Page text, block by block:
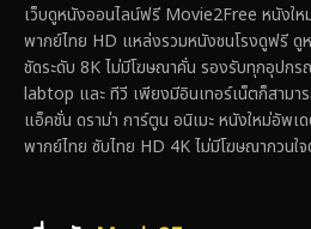
เว็บดูหนังออนไลน์ฟรี Movie2Free หนังใ
พากย์ไทย HD แหล่งรวมหนังชนโรงดูฟรี ดู
ชัดระดับ 8K ไม่มีโฆษณาคั่น รองรับทุกอุปก
labtop และ ทีวี เพียงมีอินเทอร์เน็ตก็สาม
แอ็คชั่น ดราม่า การ์ตูน อนิเมะ หนังใหม่อัพเ
พากย์ไทย ซับไทย HD 4K ไม่มีโฆษณากวนใ